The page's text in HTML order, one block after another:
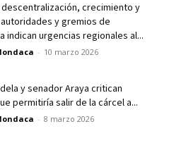
crecimiento y
y gremios de
indican urgencias regionales al...
- 10 marzo 2026
y senador Araya critican
permitiría salir de la cárcel a...
- 8 marzo 2026